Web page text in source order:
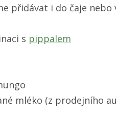
přidávat i do čaje
s pippalem
mléko (z prodejního